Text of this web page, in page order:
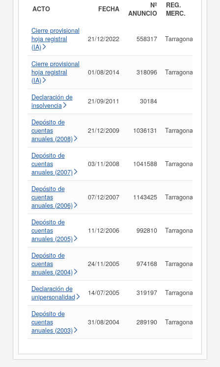
ACTO FECHA
Nº
ANUNCIO
REG.
MERC.
Cierre provisional
hoja registral
(IA)
21/12/2022 558317 Tarragona
Cierre provisional
hoja registral
(IA)
01/08/2014 318096 Tarragona
Declaración de
insolvencia
21/09/2011 30184
Depósito de
cuentas
anuales (2008)
21/12/2009 1036131 Tarragona
Depósito de
cuentas
anuales (2007)
03/11/2008 1041588 Tarragona
Depósito de
cuentas
anuales (2006)
07/12/2007 1143425 Tarragona
Depósito de
cuentas
anuales (2005)
11/12/2006 992810 Tarragona
Depósito de
cuentas
anuales (2004)
24/11/2005 974168 Tarragona
Declaración de
unipersonalidad
14/07/2005 319197 Tarragona
Depósito de
cuentas
anuales (2003)
31/08/2004 289190 Tarragona